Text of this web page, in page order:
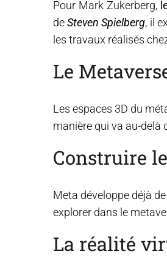
Pour Mark Zukerberg,
deSteven Spielberg, il
les travaux réalisés
Le
Les espaces 3D du
manière qui va au-delà
Construire
Meta développe déjà
explorer dans le
La réalité